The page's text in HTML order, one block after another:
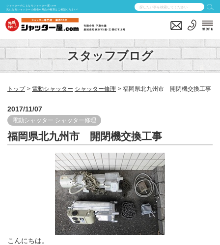
シャッターのことならシャッター屋.com
気になるシャッターの価格や商品の種類はご相談ください！
スタッフブログ
トップ 電動シャッター シャッター修理 福岡県北九州市 開閉機交換工事
2017/11/07
電動シャッター シャッター修理
福岡県北九州市 開閉機交換工事
こんにちは。